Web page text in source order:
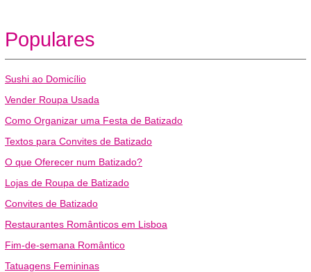
Populares
Sushi ao Domicílio
Vender Roupa Usada
Como Organizar uma Festa de Batizado
Textos para Convites de Batizado
O que Oferecer num Batizado?
Lojas de Roupa de Batizado
Convites de Batizado
Restaurantes Românticos em Lisboa
Fim-de-semana Romântico
Tatuagens Femininas